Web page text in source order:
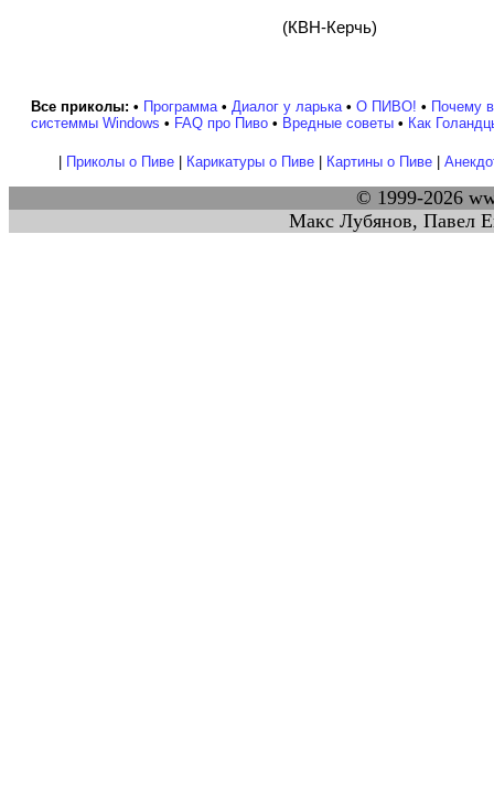
(КВН-Керчь)
Все приколы: • Программа • Диалог у ларька • О ПИВО! • Почемy
системмы Windows • FAQ про Пиво • Вредные советы • Как
Приколы о Пиве| Карикатуры о Пиве| Картины о Пиве
© 1999-2026
Макс Лубянов, Павел